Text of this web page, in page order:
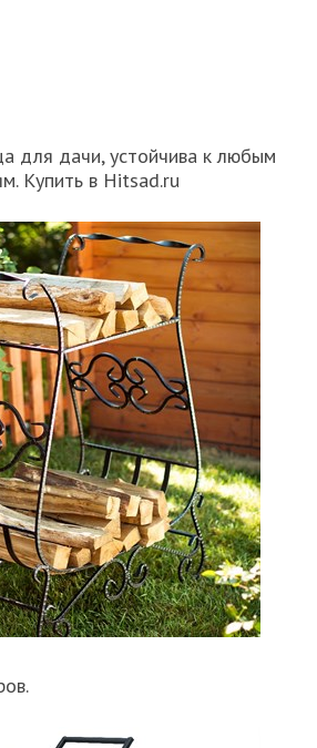
для дачи, устойчива к любым
Купить в Hitsad.ru